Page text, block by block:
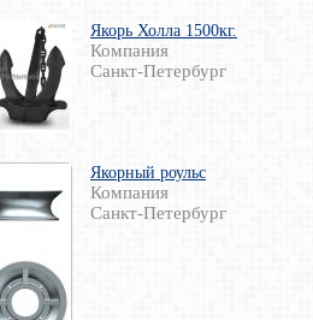
Якорь Холла 1500кг.
Компания
Санкт-Петербург
Якорный роульс
Компания
Санкт-Петербург